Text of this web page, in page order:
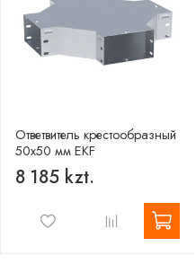
Ответвитель крестообразный
50х50 мм EKF
8 185 kzt.